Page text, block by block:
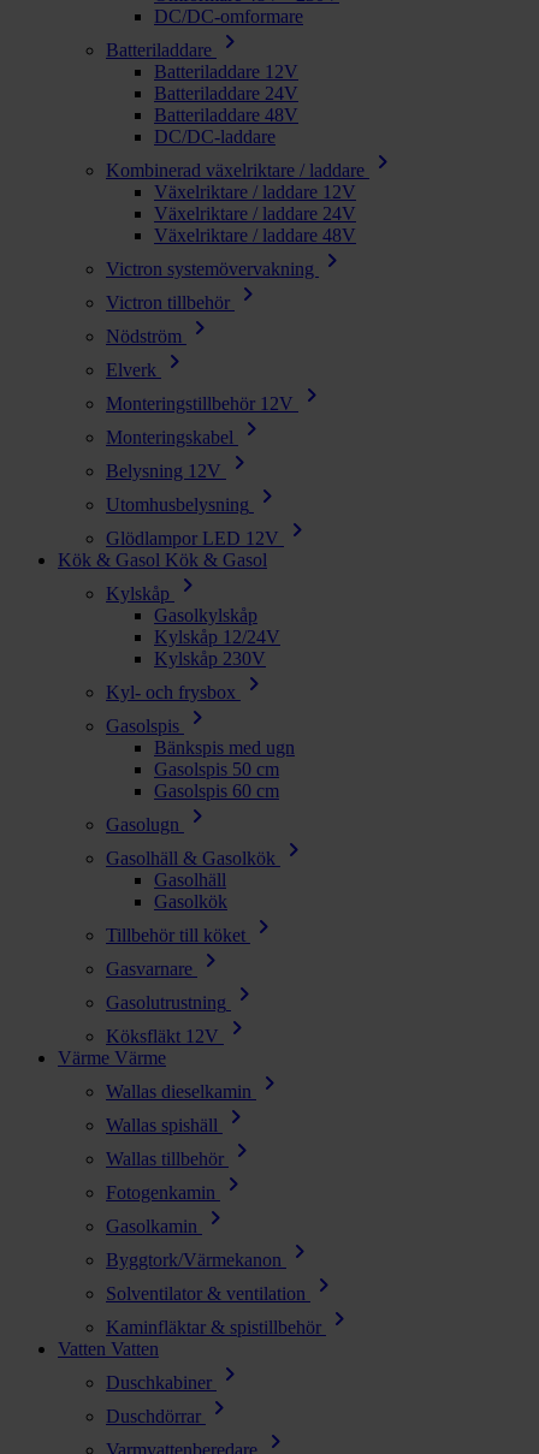
DC/DC-omformare
Batteriladdare
chevron_right
Batteriladdare 12V
Batteriladdare 24V
Batteriladdare 48V
DC/DC-laddare
Kombinerad växelriktare / laddare
chevron_right
Växelriktare / laddare 12V
Växelriktare / laddare 24V
Växelriktare / laddare 48V
Victron systemövervakning
chevron_right
Victron tillbehör chevron_right
Nödström chevron_right
Elverk chevron_right
Monteringstillbehör 12V chevron_right
Monteringskabel chevron_right
Belysning 12V chevron_right
Utomhusbelysning chevron_right
Glödlampor LED 12V chevron_right
Kök & Gasol Kök & Gasol
Kylskåp
chevron_right
Gasolkylskåp
Kylskåp 12/24V
Kylskåp 230V
Kyl- och frysbox
chevron_right
Gasolspis chevron_right
Bänkspis med ugn
Gasolspis 50 cm
Gasolspis 60 cm
Gasolugn
chevron_right
Gasolhäll & Gasolkök chevron_right
Gasolhäll
Gasolkök
Tillbehör till köket
chevron_right
Gasvarnare chevron_right
Gasolutrustning chevron_right
Köksfläkt 12V chevron_right
Värme Värme
Wallas dieselkamin
chevron_right
Wallas spishäll chevron_right
Wallas tillbehör chevron_right
Fotogenkamin chevron_right
Gasolkamin chevron_right
Byggtork/Värmekanon chevron_right
Solventilator & ventilation chevron_right
Kaminfläktar & spistillbehör chevron_right
Vatten Vatten
Duschkabiner
chevron_right
Duschdörrar chevron_right
Varmvattenberedare chevron_right